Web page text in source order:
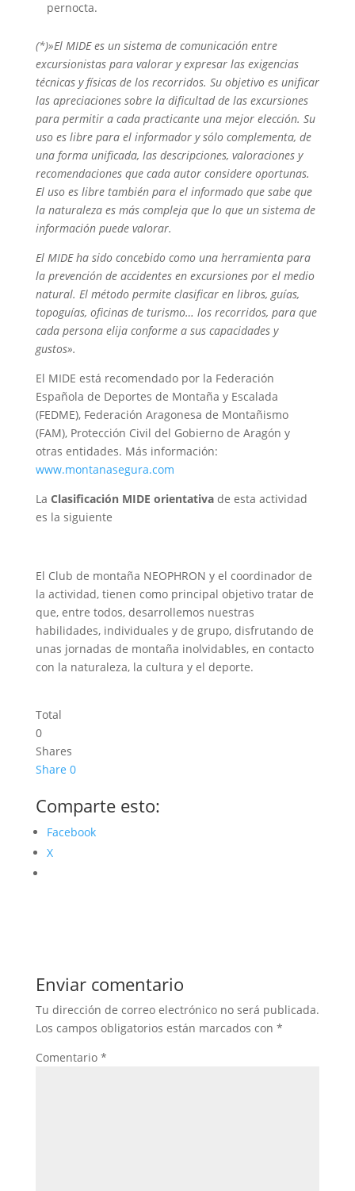
pernocta.
(*)»El MIDE es un sistema de comunicación entre
excursionistas para valorar y expresar las exigencias
técnicas y físicas de los recorridos. Su objetivo es unificar
las apreciaciones sobre la dificultad de las excursiones
para permitir a cada practicante una mejor elección. Su
uso es libre para el informador y sólo complementa, de
una forma unificada, las descripciones, valoraciones y
recomendaciones que cada autor considere oportunas.
El uso es libre también para el informado que sabe que
la naturaleza es más compleja que lo que un sistema de
información puede valorar.
El MIDE ha sido concebido como una herramienta para
la prevención de accidentes en excursiones por el medio
natural. El método permite clasificar en libros, guías,
topoguías, oficinas de turismo… los recorridos, para que
cada persona elija conforme a sus capacidades y
gustos».
El MIDE está recomendado por la Federación
Española de Deportes de Montaña y Escalada
(FEDME), Federación Aragonesa de Montañismo
(FAM), Protección Civil del Gobierno de Aragón y
otras entidades. Más información:
www.montanasegura.com
La Clasificación MIDE orientativade esta actividad
es la siguiente
El Club de montaña NEOPHRON y el coordinador de
la actividad, tienen como principal objetivo tratar de
que, entre todos, desarrollemos nuestras
habilidades, individuales y de grupo, disfrutando de
unas jornadas de montaña inolvidables, en contacto
con la naturaleza, la cultura y el deporte.
Total
0
Shares
Share 0
Comparte esto:
Facebook
X
Enviar comentario
Tu dirección de correo electrónico no será publicada.
Los campos obligatorios están marcados con *
Comentario *